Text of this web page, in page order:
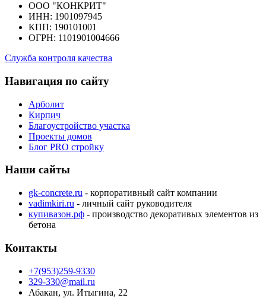
ООО "КОНКРИТ"
ИНН: 1901097945
КПП: 190101001
ОГРН: 1101901004666
Служба контроля качества
Навигация по сайту
Арболит
Кирпич
Благоустройство участка
Проекты домов
Блог PRO стройку
Наши сайты
gk-concrete.ru - корпоративный сайт компании
vadimkiri.ru - личный сайт руководителя
купивазон.рф - производство декоративых элементов из
бетона
Контакты
+7(953)259-9330
329-330@mail.ru
Абакан, ул. Итыгина, 22